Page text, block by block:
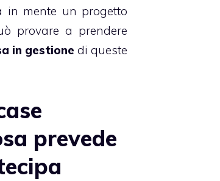
in mente un progetto
provare a prendere
in gestione di queste
prevede